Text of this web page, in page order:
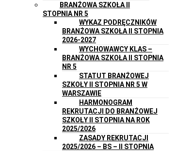
BRANŻOWA SZKOŁA II
STOPNIA NR 5
WYKAZ PODRĘCZNIKÓW
BRANŻOWA SZKOŁA II STOPNIA
2026-2027
WYCHOWAWCY KLAS –
BRANŻOWA SZKOŁA II STOPNIA
NR 5
STATUT BRANŻOWEJ
SZKOŁY II STOPNIA NR 5 W
WARSZAWIE
HARMONOGRAM
REKRUTACJI DO BRANŻOWEJ
SZKOŁY II STOPNIA NA ROK
2025/2026
ZASADY REKRUTACJI
2025/2026 – BS – II STOPNIA